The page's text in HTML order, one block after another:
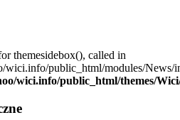
themesidebox(), called in
wici.info/public_html/modules/News/
wici.info/public_html/themes/